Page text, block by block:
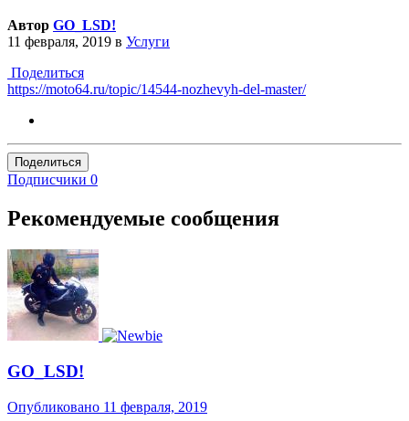
Автор GO_LSD!
11 февраля, 2019 в Услуги
Поделиться
https://moto64.ru/topic/14544-nozhevyh-del-master/
Поделиться
Подписчики 0
Рекомендуемые сообщения
GO_LSD!
Опубликовано 11 февраля, 2019